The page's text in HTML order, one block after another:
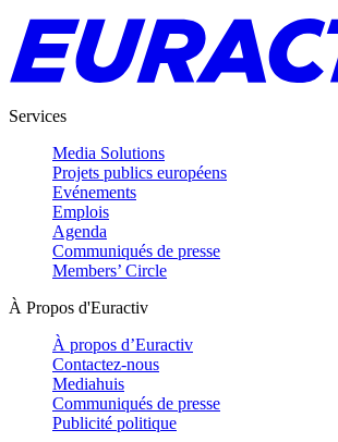
Services
Media Solutions
Projets publics européens
Evénements
Emplois
Agenda
Communiqués de presse
Members’ Circle
À Propos d'Euractiv
À propos d’Euractiv
Contactez-nous
Mediahuis
Communiqués de presse
Publicité politique